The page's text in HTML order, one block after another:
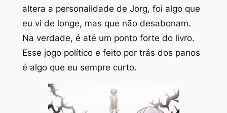
altera a personalidade de Jorg, foi algo que
eu vi de longe, mas que não desabonam.
Na verdade, é até um ponto forte do livro.
Esse jogo político e feito por trás dos panos
é algo que eu sempre curto.